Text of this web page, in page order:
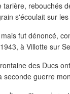
rebouchés
s'écoulait sur
fut dénoncé,
à Villotte sur